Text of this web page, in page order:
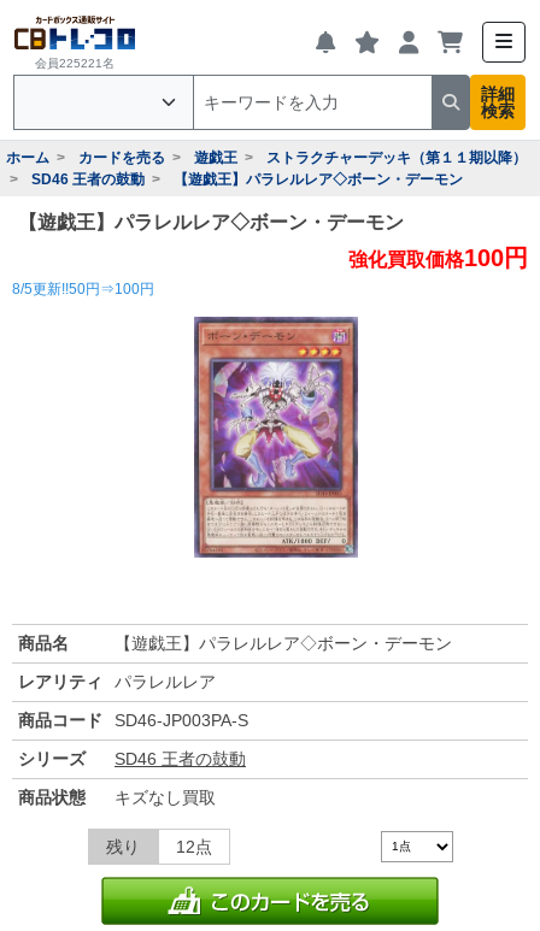
会員225221名
詳細
検索
ホーム カードを売る 遊戯王
ストラクチャーデッキ（第１１期以降）
SD46 王者の鼓動
【遊戯王】パラレルレア◇ボーン・デーモン
【遊戯王】パラレルレア◇ボーン・デーモン
8/5更新!!50円⇒100円
強化買取価格100円
商品名
【遊戯王】パラレルレア◇ボーン・デーモン
レアリティ
パラレルレア
商品コード
SD46-JP003PA-S
シリーズ
SD46 王者の鼓動
商品状態
キズなし買取
残り 12点